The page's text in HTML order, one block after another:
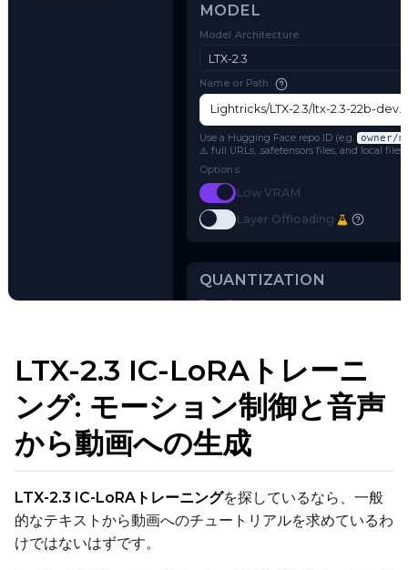
MODEL
Model Architecture
LTX-2.3
Name or Path
Use a Hugging Face repo ID (e.g.
Toggle Low VRAM
QUANTIZATION
Transformer
qfloat8 (default)
Text Encoder
qfloat8 (default)
Compile Options
LTX-2.3 IC-LoRAトレーニ
ング: モーション制御と音声
から動画への生成
LTX-2.3 IC-LoRAトレーニングを探しているなら、一般
的なテキストから動画へのチュートリアルを求めているわ
けではないはずです。